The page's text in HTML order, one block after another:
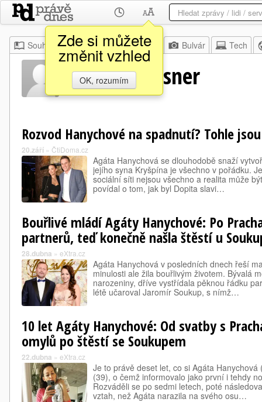
Zde si můžete
změnit vzhled
OK, rozumím
Souhrn Moje Z domova Bulvár Tech
Marek Niessner
Rozvod Hanychové na spadnutí? Tohle
20.září » ČtiDoma.cz
Agáta Hanychová se dlouhodobě snaží
jejího syna Kryšpína je všechno v pořádku.
sociální síti nejsou všechno a realita může
povídal o tom, jak byl Dopita slavi…
Bouřlivé mládí Agáty Hanychové: Po
partnerů, teď konečně našla štěstí u
28.dubna » eXtra.cz
Agáta Hanychová v posledních dnech řeší
minulosti ale žila bouřlivým životem. Bývalá
narozeniny, dříve vystřídala pěknou řádku
létě učaroval Jaromír Soukup, s nímž…
10 let Agáty Hanychové: Od svatby s
omylů po štěstí se Soukupem
22.dubna » eXtra.cz
Je to právě deset let, co si Agáta
(39), o čemž informovalo jako první i tehdy
Rozváděli se po sedmi letech, poté
vztah, než Agáta narazila na svého osu…